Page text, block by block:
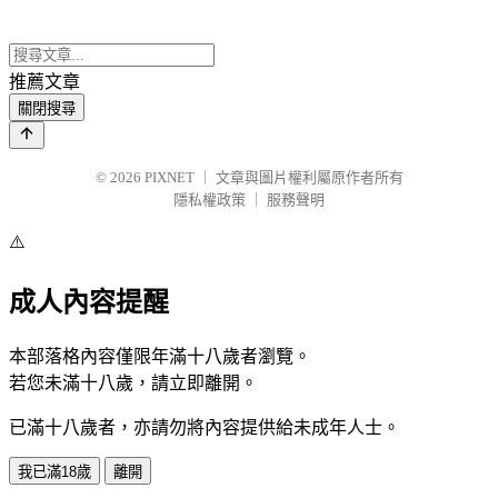
推薦文章
關閉搜尋
© 2026 PIXNET
文章與圖片權利屬原作者所有
隱私權政策
服務聲明
⚠️
成人內容提醒
本部落格內容僅限年滿十八歲者瀏覽。
若您未滿十八歲，請立即離開。
已滿十八歲者，亦請勿將內容提供給未成年人士。
我已滿18歲 離開